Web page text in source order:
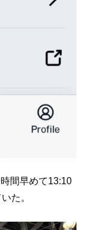
間早めて13:10
た。